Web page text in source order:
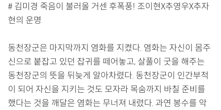
# 김미경 죽음이 불러올 거센 후폭풍! 조이현X추영우X추자
현의 운명
동천장군은 마지막까지 염화를 지켰다. 염화는 자신이 몸주
신으로 붙잡고 있던 잡귀를 떼어놓고, 살풀이 굿을 해주는
동천장군의 뜻을 뒤늦게 알아차렸다. 동천장군이 인간부적
이 되어 자신을 지키는 것도 모자라 목숨까지 바칠 준비를
했다는 것을 깨달은 염화는 무너져 내렸다. 과연 봉수를 악